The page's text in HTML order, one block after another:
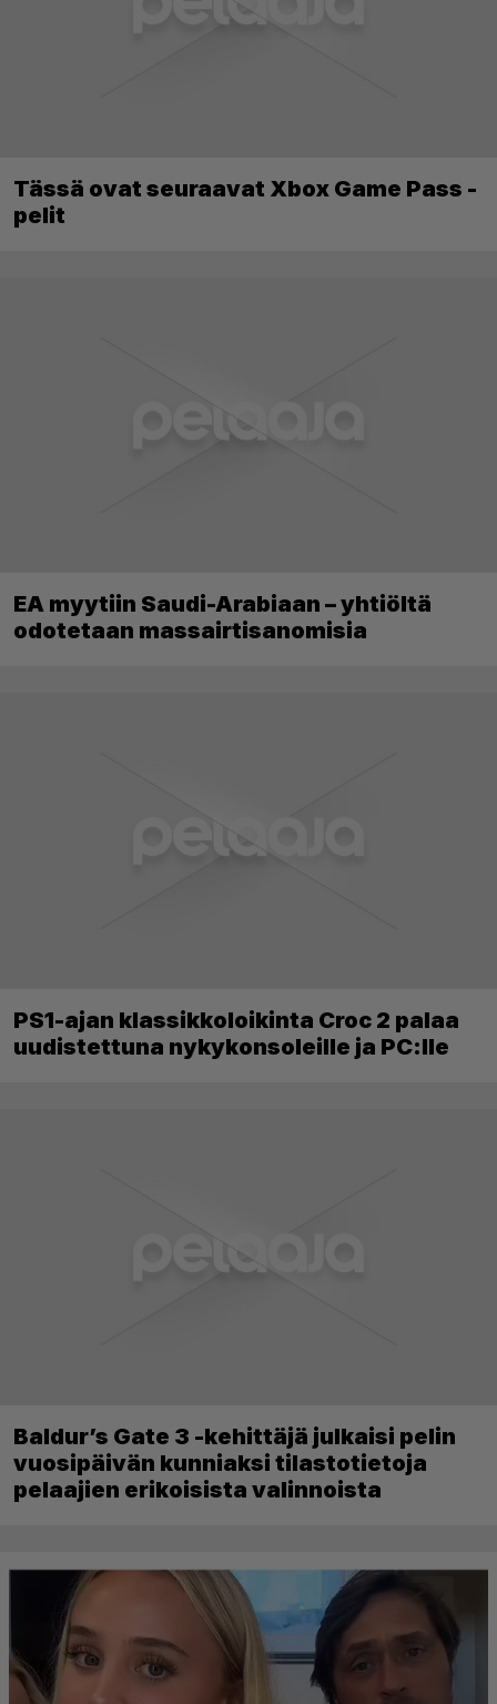
Tässä ovat seuraavat Xbox Game Pass -
pelit
EA myytiin Saudi-Arabiaan – yhtiöltä
odotetaan massairtisanomisia
PS1-ajan klassikkoloikinta Croc 2 palaa
uudistettuna nykykonsoleille ja PC:lle
Baldur’s Gate 3 -kehittäjä julkaisi pelin
vuosipäivän kunniaksi tilastotietoja
pelaajien erikoisista valinnoista